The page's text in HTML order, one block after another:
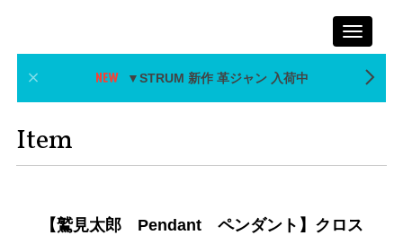
Toggle
▼STRUM 新作 革ジャン 入荷中
Item
【鷲見太郎 Pendant ペンダント】クロス